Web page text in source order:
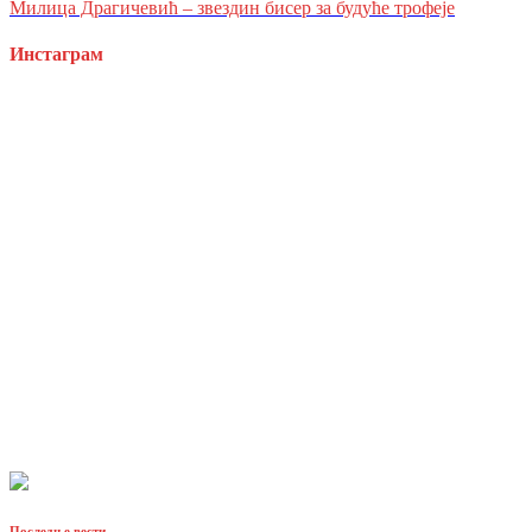
Милица Драгичевић – звездин бисер за будуће трофеје
Инстаграм